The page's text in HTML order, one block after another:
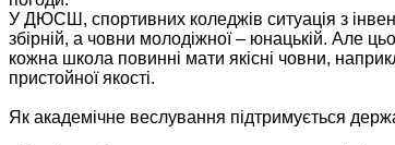
У ДЮСШ, спортивних коледжів ситуація з
збірній, а човни молодіжної – юнацькій. Але
кожна школа повинні мати якісні човни,
пристойної якості.
Як академічне веслування підтримується